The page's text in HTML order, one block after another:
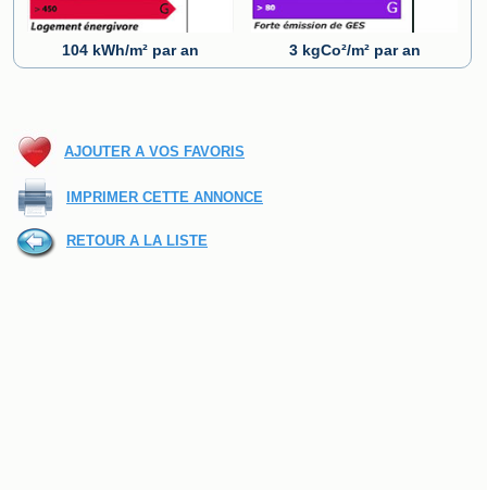
104 kWh/m² par an 3 kgCo²/m² par an
AJOUTER A VOS FAVORIS
IMPRIMER CETTE ANNONCE
RETOUR A LA LISTE